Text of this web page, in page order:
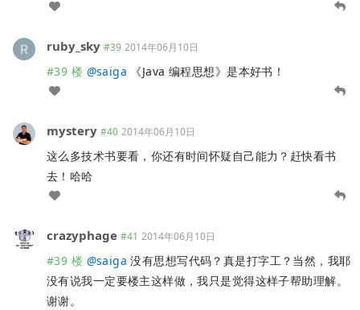
ruby_sky #39 2014年06月10日
#39 楼 @saiga 《Java 编程思想》是本好书！
mystery #40 2014年06月10日
这么多技术书要看，你还有时间怀疑自己能力？赶快看书
去！哈哈
crazyphage #41 2014年06月10日
#39 楼 @saiga 没有思想写代码？真是打字工？当然，我耶
没有说我一定要楼主这样做，我只是觉得这样子帮助理解。
谢谢。